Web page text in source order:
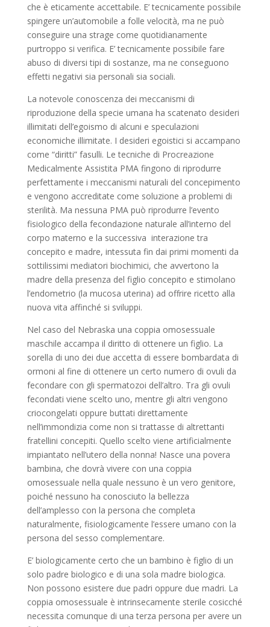
che è eticamente accettabile. E’ tecnicamente possibile
spingere un’automobile a folle velocità, ma ne può
conseguire una strage come quotidianamente
purtroppo si verifica. E’ tecnicamente possibile fare
abuso di diversi tipi di sostanze, ma ne conseguono
effetti negativi sia personali sia sociali.
La notevole conoscenza dei meccanismi di
riproduzione della specie umana ha scatenato desideri
illimitati dell’egoismo di alcuni e speculazioni
economiche illimitate. I desideri egoistici si accampano
come “diritti” fasulli. Le tecniche di Procreazione
Medicalmente Assistita PMA fingono di riprodurre
perfettamente i meccanismi naturali del concepimento
e vengono accreditate come soluzione a problemi di
sterilità. Ma nessuna PMA può riprodurre l’evento
fisiologico della fecondazione naturale all’interno del
corpo materno e la successiva interazione tra
concepito e madre, intessuta fin dai primi momenti da
sottilissimi mediatori biochimici, che avvertono la
madre della presenza del figlio concepito e stimolano
l’endometrio (la mucosa uterina) ad offrire ricetto alla
nuova vita affinché si sviluppi.
Nel caso del Nebraska una coppia omosessuale
maschile accampa il diritto di ottenere un figlio. La
sorella di uno dei due accetta di essere bombardata di
ormoni al fine di ottenere un certo numero di ovuli da
fecondare con gli spermatozoi dell’altro. Tra gli ovuli
fecondati viene scelto uno, mentre gli altri vengono
criocongelati oppure buttati direttamente
nell’immondizia come non si trattasse di altrettanti
fratellini concepiti. Quello scelto viene artificialmente
impiantato nell’utero della nonna! Nasce una povera
bambina, che dovrà vivere con una coppia
omosessuale nella quale nessuno è un vero genitore,
poiché nessuno ha conosciuto la bellezza
dell’amplesso con la persona che completa
naturalmente, fisiologicamente l’essere umano con la
persona del sesso complementare.
E’ biologicamente certo che un bambino è figlio di un
solo padre biologico e di una sola madre biologica.
Non possono esistere due padri oppure due madri. La
coppia omosessuale è intrinsecamente sterile cosicché
necessita comunque di una terza persona per avere un